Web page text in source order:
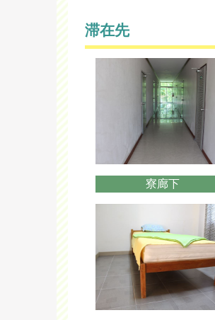
滞在先
寮廊下